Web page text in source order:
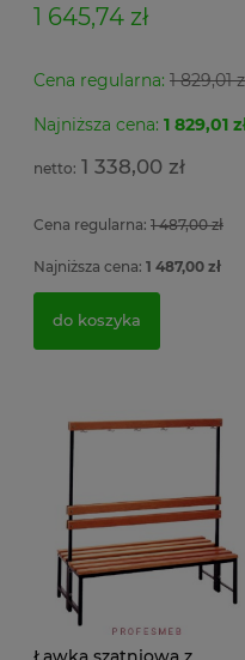
1 645,74 zł
Cena regularna: 1 829,01
Najniższa cena: 1 829,01
1 338,00 zł
Cena regularna: 1 487,00 zł
Najniższa cena: 1 487,00 zł
do koszyka
Szafa metalowa
5 gniazdek
4 056,54 zł
3 298,00 zł